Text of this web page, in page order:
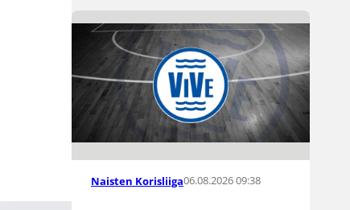
Naisten Korisliiga06.08.2026 09:38